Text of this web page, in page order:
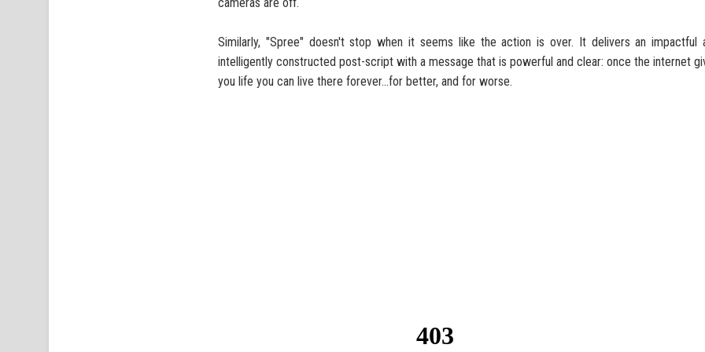
Similarly, "Spree" doesn't stop when it seems like the action is over. It delivers an impactful
intelligently constructed post-script with a message that is powerful and clear: once the internet
you life you can live there forever...for better, and for worse.